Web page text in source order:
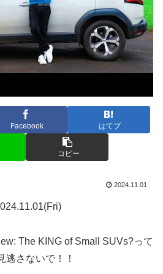
Facebook はてブ
コピー
2024.11.01
The KING of Small SUVs?って
逃さないで！！